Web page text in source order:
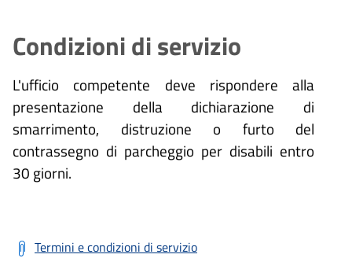
Condizioni di servizio
L'ufficio competente deve rispondere alla
presentazione della dichiarazione di
smarrimento, distruzione o furto del
contrassegno di parcheggio per disabili entro
30 giorni.
Termini e condizioni di servizio